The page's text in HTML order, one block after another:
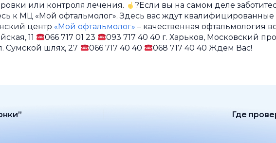
или контроля лечения.
?Если вы на самом деле
к МЦ «Мой офтальмолог». Здесь вас ждут
центр «Мой офтальмолог» – качественная офтальмология
11
066 717 01 23 093 717 40 40 г. Харьков, Московский
Сумской шлях, 27 066 717 40 40 068 717 40 40 Ждем Вас!
Где